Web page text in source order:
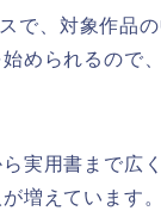
、対象作品の
められるので
実用書まで広
増えています。